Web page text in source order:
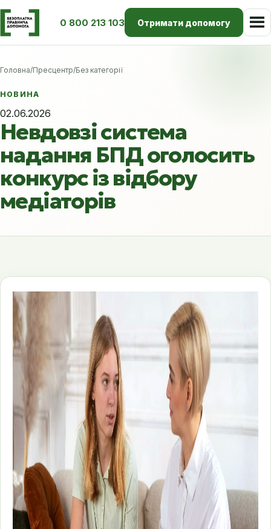
0 800 213 103 Отримати допомогу
Головна/Пресцентр/Без категорії
НОВИНА
02.06.2026
Невдовзі система
надання БПД оголосить
конкурс із відбору
медіаторів